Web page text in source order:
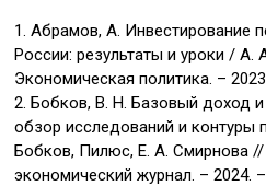
1. Абрамов, А. Инвестирование
России: результаты и уроки /
Экономическая политика. –
2. Бобков, В. Н. Базовый доход
обзор исследований и контуры
Бобков, Пилюс, Е. А. Смирнова //
экономический журнал. – 2024.